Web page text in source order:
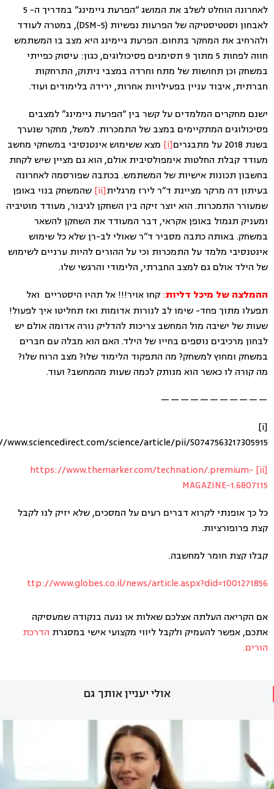
לאחרונה הוחלט לשלב את המושג “הפרעת גיימינג” במדריך ה- 5
לאבחון וסטטיסטיקה של הפרעות נפשיות (DSM-5), במטרה לעודד
ולהרחיב את המחקר בתחום. הפרעת גיימינג היא מצב בו המשתמש
חווה לפחות 5 מתוך 9 תסימנים פסיכולוגים, כגון: עיסוק כפייתי
במשחק וכן תחושות של מתח וחרדה במצבי ניתוק, התרחקות
חברתית, איבוד עניין בפעילויות אחרות, ירידה בלימודים ועוד.
ישנם מחקרים המלמדים על קשר בין “הפרעת גיימינג” למצבים
פסיכולוגים המתקיימים במצב של התמכרות. למשל, מחקר שנערך
בשנת 2018 על מתבגרים
[i]
מצא ששימוש אינטנסיבי במשחקי מחשב
מעודד קבלת החלטות אימפולסיבית אולם, הוא גם מציין שיש לקחת
בחשבון תכונות אישיות של המשתמש. בכתבה שפורסמה לאחרונה
בעיתון דה מרקר מציינת ד”ר לירז מרגלית[ii]
שהמשחק בנוי באופן
שמעורר התמכרות. הוא יוצר זיקה בין השחקן לגיבור, מעודד מוטיביה
ומעניק תגמול באופן אקראי, דבר המעודד את השחקן להשאר
במשחק. באותה כתבה מסביר ד”ר שאולי לב-רן שלא כל שימוש
אינטנסיבי מלמד על התמכרות וכי על ההורים להיות ערניים לשימוש
של הילד אולם גם למצב החברתי, הלימודי והרגשי שלו.
ההמלצה של מיכל דליות: קחו אויר!!! אל תהיו היסטריים ואל
תפעלו מתוך פחד- שימו לב לנורות אדומות ואז תחליטו איך לפעול!
שעות של ישיבה מול המחשב צריכות להדליק נורה אדומה אולם יש
לבחון מרכיבים נוספים בחייו של הילד. האם הוא מבלה עם חברים
במשחק ומחוץ למשחק? מה התפקוד הלימוד שלו? מצב הרוח שלו?
מה קורה לו כאשר הוא מנותק לכמה שעות מהמחשב? ועוד.
———————————
[i]
science/article/pii/S0747563217305915
[ii]
https://www.themarker.com/technation/.premium-
MAGAZINE-1.6807115
כל כך אופנתי לקרוא דברים רעים על המסכים, שלא יזיק לנו לקבל
קצת פרופורציות.
קבלו קצת חומר למחשבה.
ttp://www.globes.co.il/news/article.aspx?did=1001271856
אם הקריאה העלתה אצלכם שאלות או נגעה בנקודה שמעסיקה
אתכם, אפשר להעמיק ולקבל ליווי מקצועי אישי במסגרת הדרכת
הורים.